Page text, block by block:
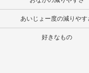
あいじょー度の減りやす
好きなもの